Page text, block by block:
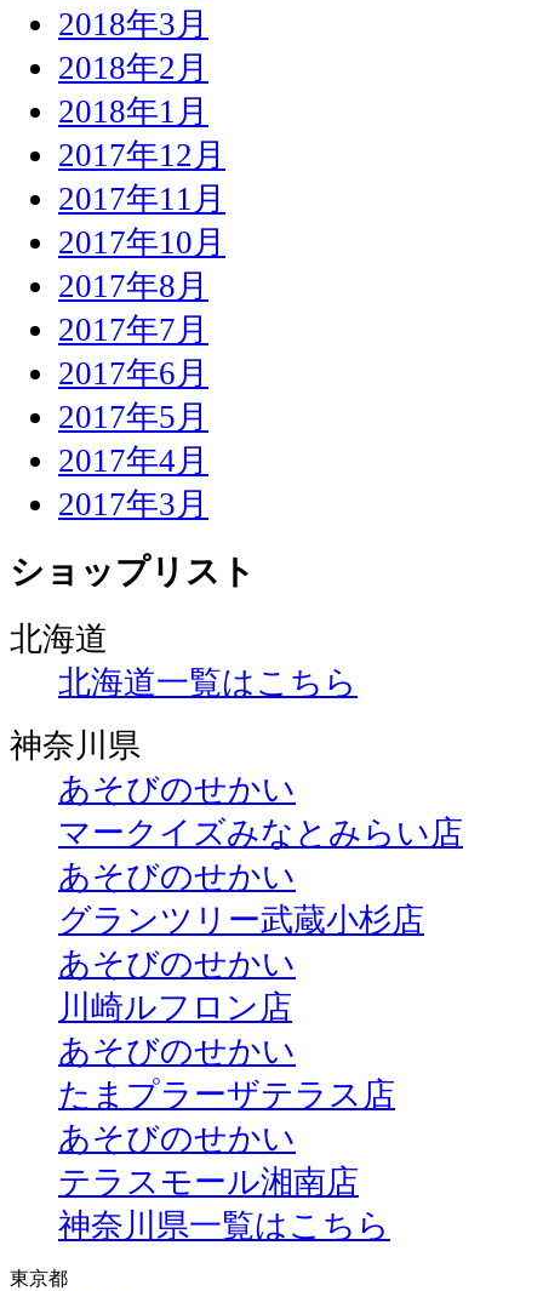
2018年3月
2018年2月
2018年1月
2017年12月
2017年11月
2017年10月
2017年8月
2017年7月
2017年6月
2017年5月
2017年4月
2017年3月
ショップリスト
北海道
北海道一覧はこちら
神奈川県
あそびのせかい
マークイズみなとみらい店
あそびのせかい
グランツリー武蔵小杉店
あそびのせかい
川崎ルフロン店
あそびのせかい
たまプラーザテラス店
あそびのせかい
テラスモール湘南店
神奈川県一覧はこちら
東京都